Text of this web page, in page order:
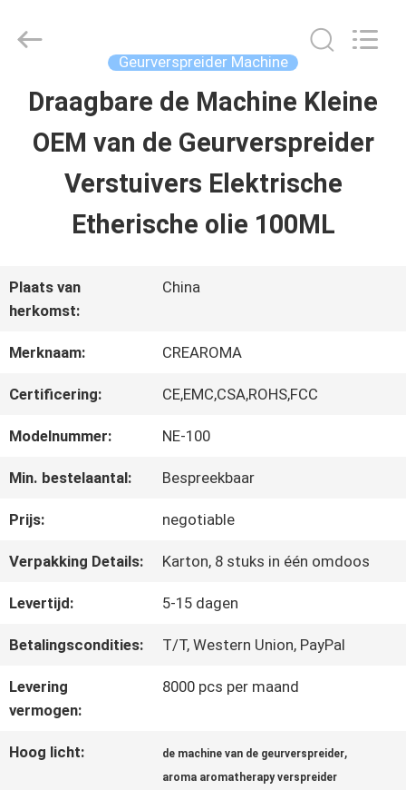
HUIS
PRODUCTEN
VIDEOS
VR-
SHOW
FABRIEKSREIS
KWALITEITSCONTROLE
CONTACTEER
ONS
NIEUWS
Meter
Developed
Geurverspreider Machine
Draagbare de Machine Kleine
OEM van de Geurverspreider
Verstuivers Elektrische
Etherische olie 100ML
Plaats van
herkomst:
China
Merknaam: CREAROMA
Certificering: CE,EMC,CSA,ROHS,FCC
Modelnummer: NE-100
Min. bestelaantal: Bespreekbaar
Prijs: negotiable
Verpakking Details: Karton, 8 stuks in één omdoos
Levertijd: 5-15 dagen
Betalingscondities: T/T, Western Union, PayPal
Levering
vermogen:
8000 pcs per maand
Hoog licht: de machine van de geurverspreider,
aroma aromatherapy verspreider